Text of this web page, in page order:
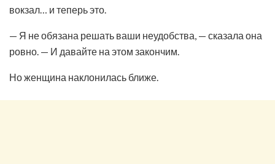
вокзал… и теперь это.
— Я не обязана решать ваши неудобства, — сказала она
ровно. — И давайте на этом закончим.
Но женщина наклонилась ближе.